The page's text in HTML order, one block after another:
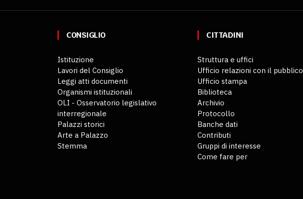
CONSIGLIO
Istituzione
Lavori del Consiglio
Leggi atti documenti
Organismi istituzionali
OLI - Osservatorio legislativo
interregionale
Palazzi storici
Arte a Palazzo
Stemma
CITTADINI
Struttura e uffici
Ufficio relazioni con il pubblico
Ufficio stampa
Biblioteca
Archivio
Protocollo
Banche dati
Contributi
Gruppi di interesse
Come fare per